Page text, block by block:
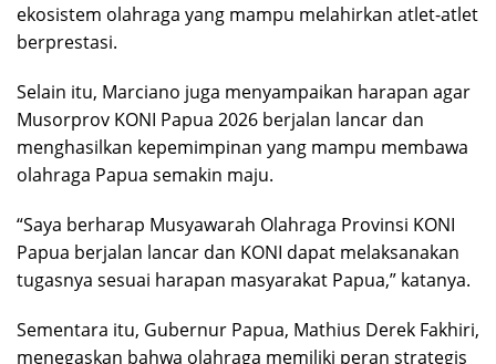
ekosistem olahraga yang mampu melahirkan atlet-atlet
berprestasi.
Selain itu, Marciano juga menyampaikan harapan agar
Musorprov KONI Papua 2026 berjalan lancar dan
menghasilkan kepemimpinan yang mampu membawa
olahraga Papua semakin maju.
“Saya berharap Musyawarah Olahraga Provinsi KONI
Papua berjalan lancar dan KONI dapat melaksanakan
tugasnya sesuai harapan masyarakat Papua,” katanya.
Sementara itu, Gubernur Papua, Mathius Derek Fakhiri,
menegaskan bahwa olahraga memiliki peran strategis